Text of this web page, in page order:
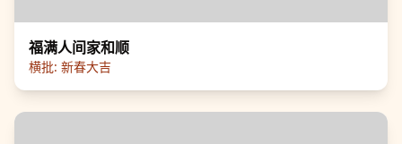
福满人间家和顺
横批: 新春大吉